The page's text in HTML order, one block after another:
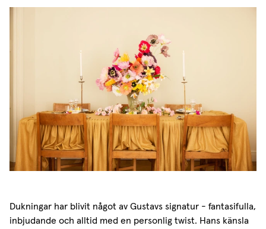
Dukningar har blivit något av Gustavs signatur - fantasifulla,
inbjudande och alltid med en personlig twist. Hans känsla